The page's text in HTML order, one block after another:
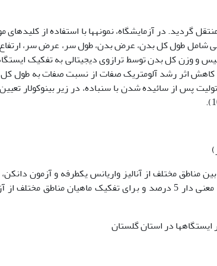
منتقل گردید. در آزمایشگاه، نمونه­ها با استفاده از
شامل طول کل بدن، عرض بدن، طول سر، عرض سر،
و وزن کل بدن توسط ترازوی دیجیتالی به تفکیک
اثر رشد آلومتریک صفات از نسبت صفات به طول
پس از سائیده ­شدن با سنباده، در زیر بینوکولار
مختلف از آنالیز واریانس یک­طرفه و آزمون
مقایسه نسبت به نر و ماده از آزمون ناپارامتری کای دو در سطح معنی دار 5 درصد و برای تفکیک ماهیان مناطق